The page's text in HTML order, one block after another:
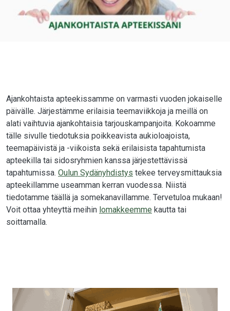
Ajankohtaista apteekissamme on varmasti vuoden jokaiselle
päivälle. Järjestämme erilaisia teemaviikkoja ja meillä on
alati vaihtuvia ajankohtaisia tarjouskampanjoita. Kokoamme
tälle sivulle tiedotuksia poikkeavista aukioloajoista,
teemapäivistä ja -viikoista sekä erilaisista tapahtumista
apteekilla tai sidosryhmien kanssa järjestettävissä
tapahtumissa. Oulun Sydänyhdistys tekee terveysmittauksia
apteekillamme useamman kerran vuodessa. Niistä
tiedotamme täällä ja somekanavillamme. Tervetuloa mukaan!
Voit ottaa yhteyttä meihin lomakkeemme kautta tai
soittamalla.